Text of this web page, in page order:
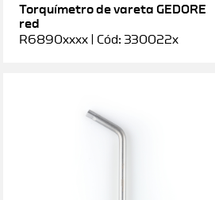
Torquímetro de vareta GEDORE
red
R6890xxxx | Cód: 330022x